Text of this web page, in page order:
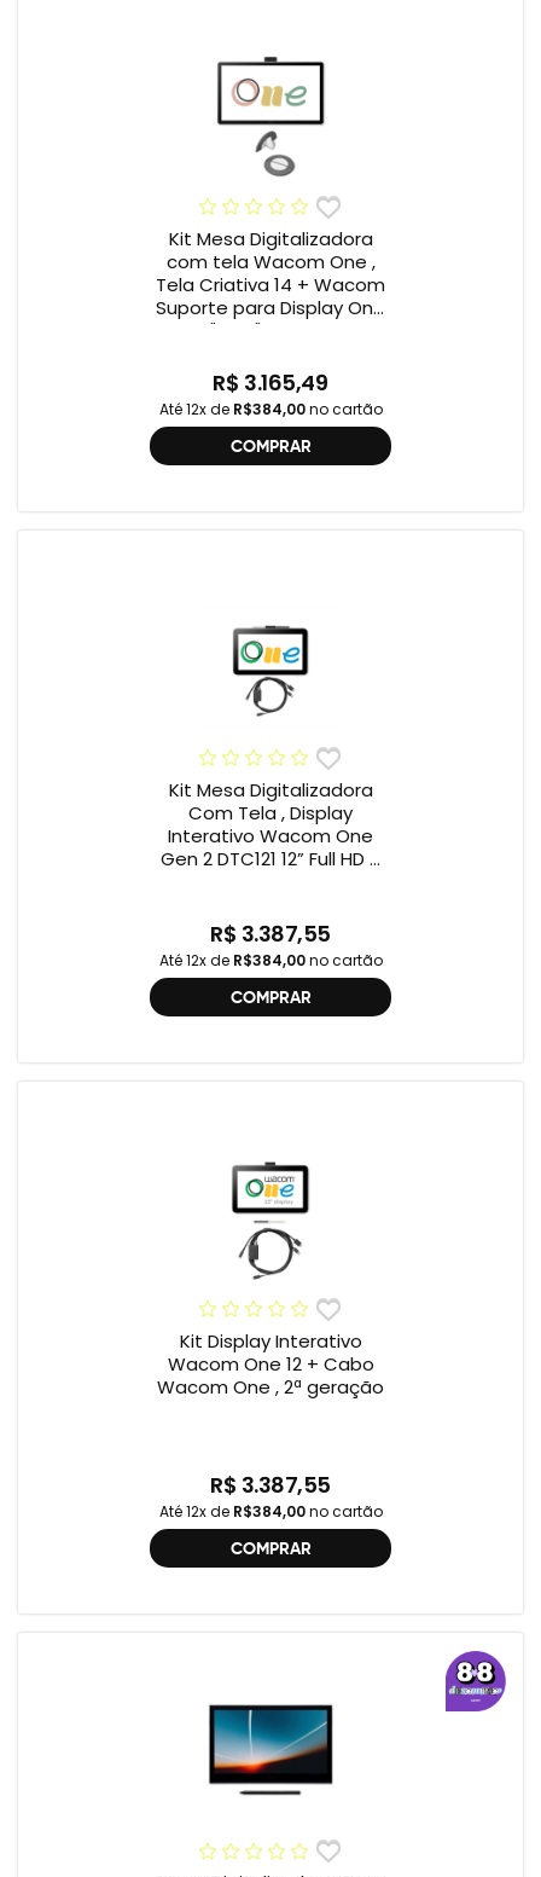
Kit Mesa Digitalizadora
com tela Wacom One ,
Tela Criativa 14 + Wacom
Suporte para Display One
12" e 13" ACK649Z
R$ 3.165,49
Até 12x de R$384,00no cartão
COMPRAR
Kit Mesa Digitalizadora
Com Tela , Display
Interativo Wacom One
Gen 2 DTC121 12” Full HD +
DTH134W,
R$ 3.387,55
Até 12x de R$384,00no cartão
COMPRAR
Kit Display Interativo
Wacom One 12 + Cabo
Wacom One , 2ª geração
R$ 3.387,55
Até 12x de R$384,00no cartão
COMPRAR